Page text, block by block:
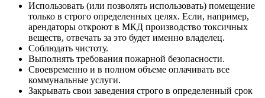
Использовать (или позволять использовать) помещение
только в строго определенных целях. Если, например,
арендаторы откроют в МКД производство токсичных
веществ, отвечать за это будет именно владелец.
Соблюдать чистоту.
Выполнять требования пожарной безопасности.
Своевременно и в полном объеме оплачивать все
коммунальные услуги.
Закрывать свои заведения строго в определенный срок